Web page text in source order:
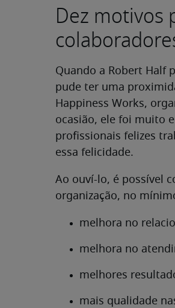
Dez motivos
Quando a Robert Half
pude ter uma
Happiness Works,
ocasião, ele foi muito
profissionais felizes
essa felicidade.
Ao ouví-lo, é possível
organização, no
melhora no
melhora no
melhores
mais qualidade